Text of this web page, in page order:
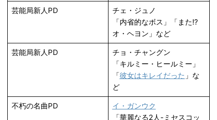
芸能局新人PD
チェ・ジュノ
「内省的なボス」「また!?
オ・ヘヨン」など
芸能局新人PD
チョ・チャングン
「キルミー・ヒールミー」
「彼女はキレイだった 」な
ど
不朽の名曲PD
イ・ガンウク
「華麗なる2人-ミセスコッ